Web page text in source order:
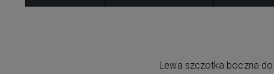
Lewa szczotka boczna